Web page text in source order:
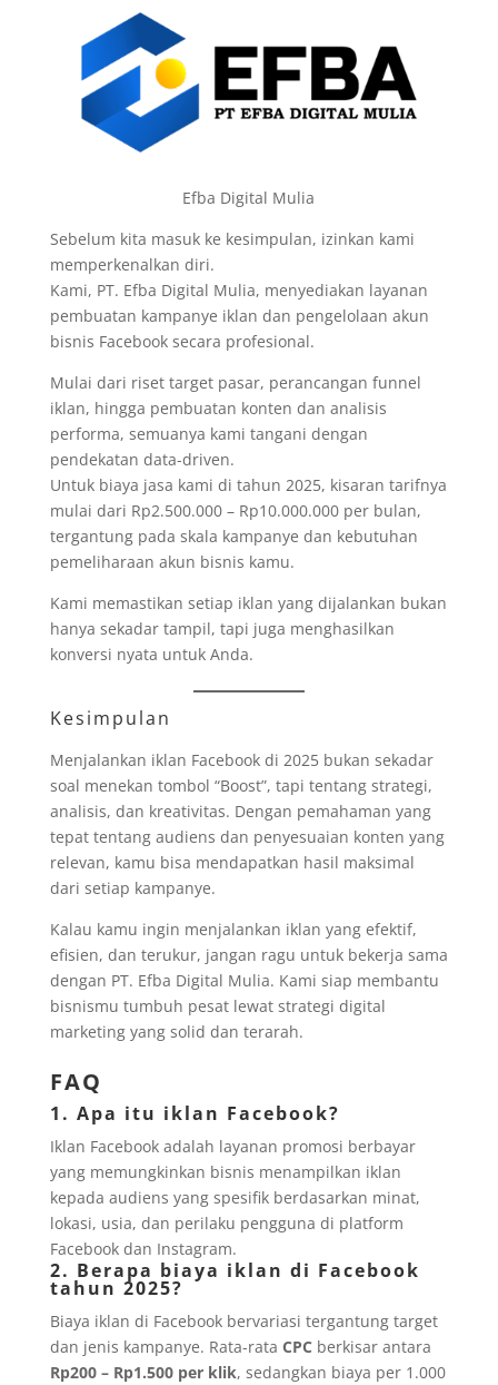
Efba Digital Mulia
Sebelum kita masuk ke kesimpulan, izinkan kami
memperkenalkan diri.
Kami, PT. Efba Digital Mulia, menyediakan layanan
pembuatan kampanye iklan dan pengelolaan akun
bisnis Facebook secara profesional.
Mulai dari riset target pasar, perancangan funnel
iklan, hingga pembuatan konten dan analisis
performa, semuanya kami tangani dengan
pendekatan data-driven.
Untuk biaya jasa kami di tahun 2025, kisaran tarifnya
mulai dari Rp2.500.000 – Rp10.000.000 per bulan,
tergantung pada skala kampanye dan kebutuhan
pemeliharaan akun bisnis kamu.
Kami memastikan setiap iklan yang dijalankan bukan
hanya sekadar tampil, tapi juga menghasilkan
konversi nyata untuk Anda.
Kesimpulan
Menjalankan iklan Facebook di 2025 bukan sekadar
soal menekan tombol “Boost”, tapi tentang strategi,
analisis, dan kreativitas. Dengan pemahaman yang
tepat tentang audiens dan penyesuaian konten yang
relevan, kamu bisa mendapatkan hasil maksimal
dari setiap kampanye.
Kalau kamu ingin menjalankan iklan yang efektif,
efisien, dan terukur, jangan ragu untuk bekerja sama
dengan PT. Efba Digital Mulia. Kami siap membantu
bisnismu tumbuh pesat lewat strategi digital
marketing yang solid dan terarah.
FAQ
1. Apa itu iklan Facebook?
Iklan Facebook adalah layanan promosi berbayar
yang memungkinkan bisnis menampilkan iklan
kepada audiens yang spesifik berdasarkan minat,
lokasi, usia, dan perilaku pengguna di platform
Facebook dan Instagram.
2. Berapa biaya iklan di Facebook
tahun 2025?
Biaya iklan di Facebook bervariasi tergantung target
dan jenis kampanye. Rata-rata CPC berkisar antara
Rp200 – Rp1.500 per klik, sedangkan biaya per 1.000